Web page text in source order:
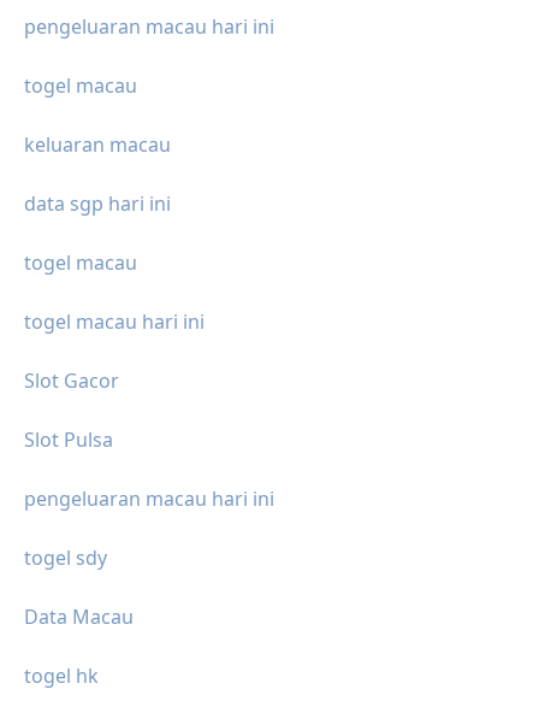
pengeluaran macau hari ini
togel macau
keluaran macau
data sgp hari ini
togel macau
togel macau hari ini
Slot Gacor
Slot Pulsa
pengeluaran macau hari ini
togel sdy
Data Macau
togel hk